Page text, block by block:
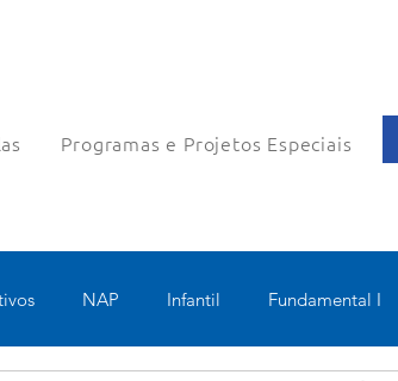
Programas e Projetos Especiais
NAP Infantil Fundamental I